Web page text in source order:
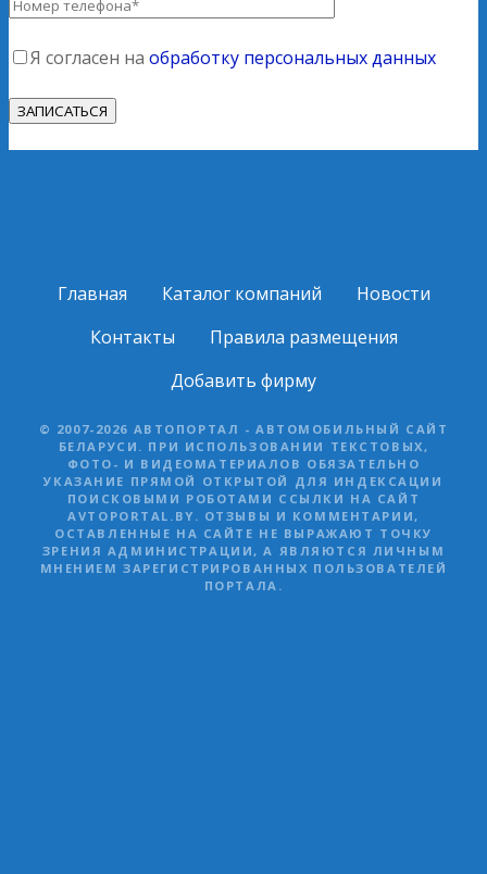
Я согласен на обработку персональных данных
Главная Каталог компаний
Новости
Контакты
Правила размещения
Добавить фирму
© 2007-2026 АВТОПОРТАЛ - АВТОМОБИЛЬНЫЙ САЙТ
БЕЛАРУСИ. ПРИ ИСПОЛЬЗОВАНИИ ТЕКСТОВЫХ,
ФОТО- И ВИДЕОМАТЕРИАЛОВ ОБЯЗАТЕЛЬНО
УКАЗАНИЕ ПРЯМОЙ ОТКРЫТОЙ ДЛЯ ИНДЕКСАЦИИ
ПОИСКОВЫМИ РОБОТАМИ ССЫЛКИ НА САЙТ
AVTOPORTAL.BY. ОТЗЫВЫ И КОММЕНТАРИИ,
ОСТАВЛЕННЫЕ НА САЙТЕ НЕ ВЫРАЖАЮТ ТОЧКУ
ЗРЕНИЯ АДМИНИСТРАЦИИ, А ЯВЛЯЮТСЯ ЛИЧНЫМ
МНЕНИЕМ ЗАРЕГИСТРИРОВАННЫХ ПОЛЬЗОВАТЕЛЕЙ
ПОРТАЛА.